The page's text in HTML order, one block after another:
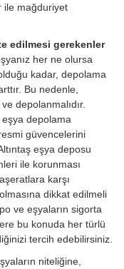
ile mağduriyet
edilmesi gerekenler
her ne olursa
kadar, depolama
Bu nedenle,
depolanmalıdır.
eşya depolama
güvencelerini
eşya deposu
ile korunması
karşı
dikkat edilmeli
ve eşyaların sigorta
bu konuda her türlü
tercih edebilirsiniz.
niteliğine,